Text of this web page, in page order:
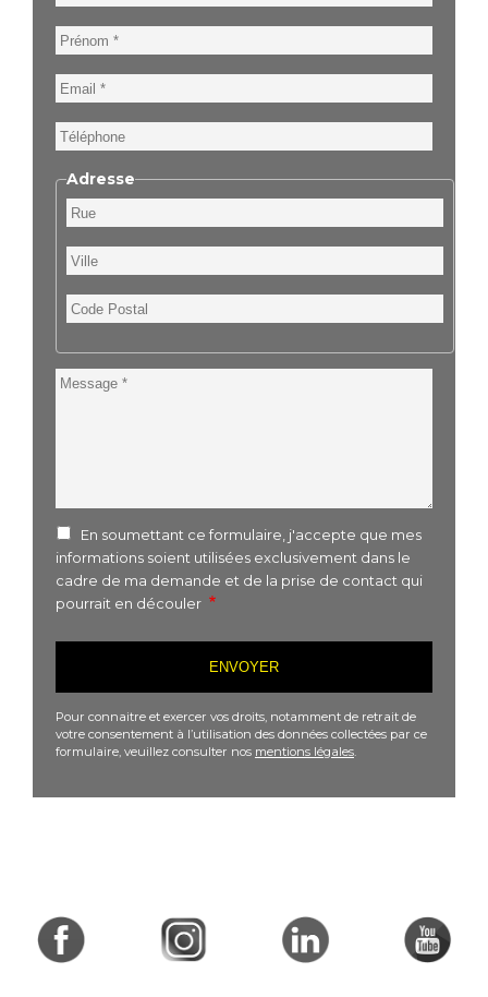
Prénom
Email
Téléphone
Adresse
Rue
Ville
Code
Postal
Message
En soumettant ce formulaire, j'accepte que mes
informations soient utilisées exclusivement dans le
cadre de ma demande et de la prise de contact qui
pourrait en découler
Pour connaitre et exercer vos droits, notamment de retrait de
votre consentement à l’utilisation des données collectées par ce
formulaire, veuillez consulter nos mentions légales